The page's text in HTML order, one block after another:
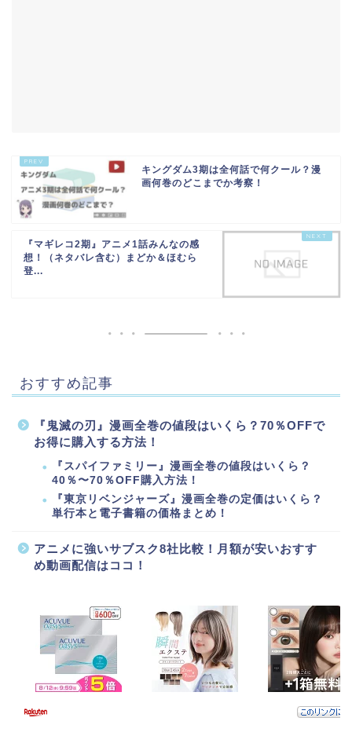
キングダム3期は全何話で何クール？漫
画何巻のどこまでか考察！
『マギレコ2期』アニメ1話みんなの感
想！（ネタバレ含む）まどか＆ほむら
登...
おすすめ記事
『鬼滅の刃』漫画全巻の値段はいくら？70％OFFで
お得に購入する方法！
『スパイファミリー』漫画全巻の値段はいくら？
40％〜70％OFF購入方法！
『東京リベンジャーズ』漫画全巻の定価はいくら？
単行本と電子書籍の価格まとめ！
アニメに強いサブスク8社比較！月額が安いおすす
め動画配信はココ！